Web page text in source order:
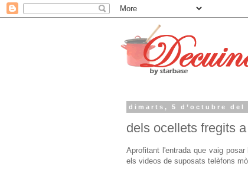
dimarts, 5 d’octubre del
dels ocellets fregits
Aprofitant l'entrada que vaig
els videos de suposats telèfons